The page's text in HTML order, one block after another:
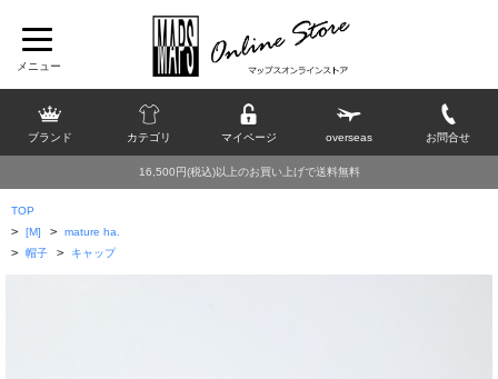
ブランド カテゴリ マイページ overseas お問合せ
16,500円(税込)以上のお買い上げで送料無料
TOP
> [M] > mature ha.
> 帽子 > キャップ